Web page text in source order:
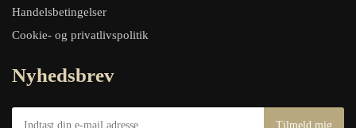
Handelsbetingelser
Cookie- og privatlivspolitik
Nyhedsbrev